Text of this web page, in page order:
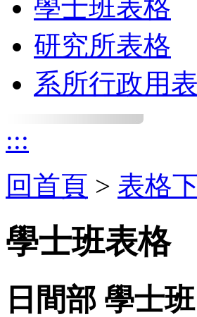
學士班表格
研究所表格
系所行政用
:::
回首頁 > 表格
學士班表格
日間部 學士